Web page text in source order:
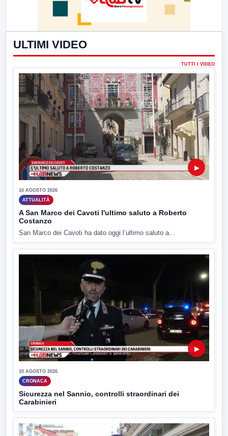
ULTIMI VIDEO
TUTTI I VIDEO
▶
10 AGOSTO 2026
ATTUALITÀ
A San Marco dei Cavoti l'ultimo saluto a Roberto
Costanzo
San Marco dei Cavoti ha dato oggi l’ultimo saluto a...
▶
10 AGOSTO 2026
CRONACA
Sicurezza nel Sannio, controlli straordinari dei
Carabinieri